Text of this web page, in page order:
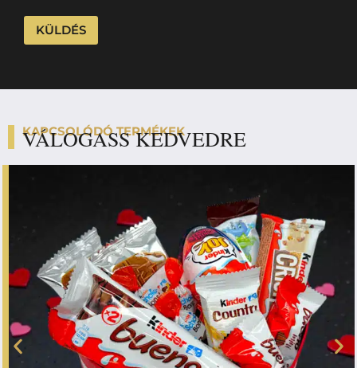
KAPCSOLÓDÓ TERMÉKEK
VÁLOGASS KEDVEDRE